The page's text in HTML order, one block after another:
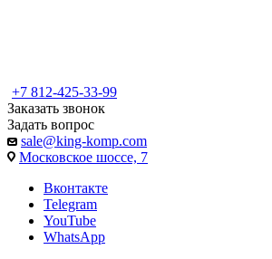
+7 812-425-33-99
Заказать звонок
Задать вопрос
sale@king-komp.com
Московское шоссе, 7
Вконтакте
Telegram
YouTube
WhatsApp